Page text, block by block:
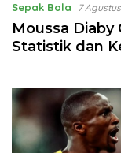
Sepak Bola 7
Moussa
Statistik dan